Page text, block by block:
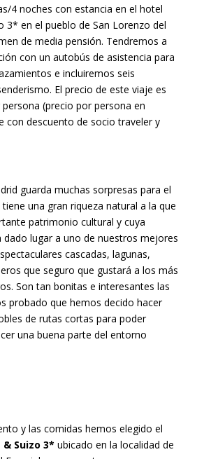
4 noches con estancia en el hotel
3* en el pueblo de San Lorenzo del
de media pensión. Tendremos a
con un autobús de asistencia para
e incluiremos seis
El precio de este viaje es
(precio por persona en
con descuento de socio traveler y
guarda muchas sorpresas para el
una gran riqueza natural a la que
patrimonio cultural y cuya
dado lugar a uno de nuestros mejores
cascadas, lagunas,
que seguro que gustará a los más
Son tan bonitas e interesantes las
probado que hemos decido hacer
de rutas cortas para poder
una buena parte del entorno
y las comidas hemos elegido el
Suizo 3* ubicado en la localidad de